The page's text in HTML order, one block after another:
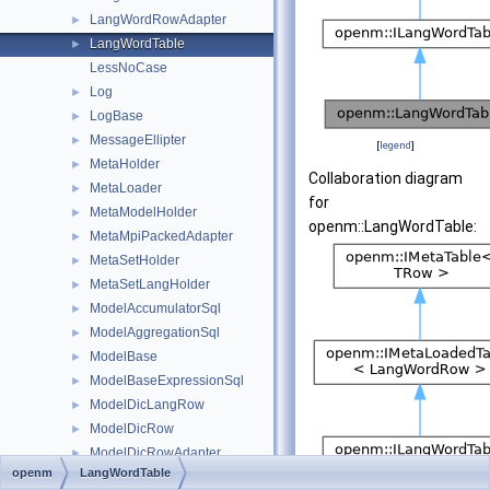
► LangWordRowAdapter
►
LangWordTable
LessNoCase
► Log
► LogBase
► MessageEllipter
► MetaHolder
► MetaLoader
► MetaModelHolder
► MetaMpiPackedAdapter
► MetaSetHolder
► MetaSetLangHolder
► ModelAccumulatorSql
► ModelAggregationSql
► ModelBase
► ModelBaseExpressionSql
► ModelDicLangRow
► ModelDicRow
► ModelDicRowAdapter
► ModelDicTable
[legend]
Collaboration diagram
for
openm::LangWordTable:
openm LangWordTable